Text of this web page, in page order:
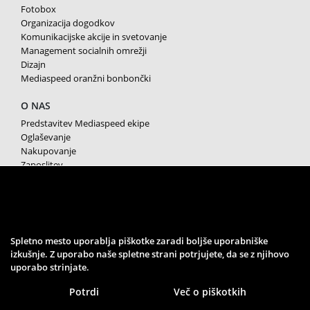
Fotobox
Organizacija dogodkov
Komunikacijske akcije in svetovanje
Management socialnih omrežji
Dizajn
Mediaspeed oranžni bonbončki
O NAS
Predstavitev Mediaspeed ekipe
Oglaševanje
Nakupovanje
Zaposlitev
SPREMLJAJTE NAS
Spletno mesto uporablja piškotke zaradi boljše uporabniške
izkušnje. Z uporabo naše spletne strani potrjujete, da se z njihovo
uporabo strinjate.
Potrdi Več o piškotkih